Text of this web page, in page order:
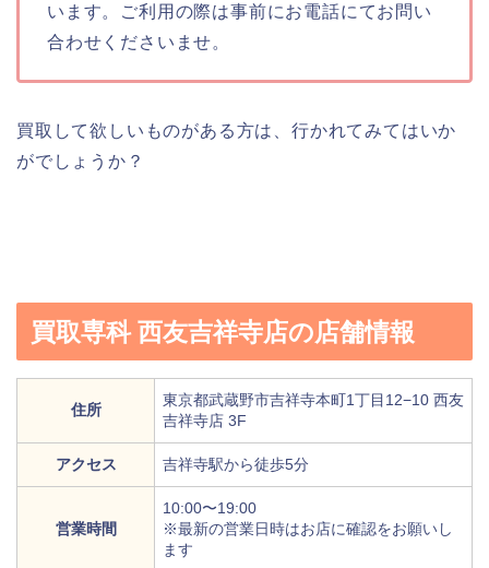
います。ご利用の際は事前にお電話にてお問い
合わせくださいませ。
買取して欲しいものがある方は、行かれてみてはいか
がでしょうか？
買取専科 西友吉祥寺店の店舗情報
住所
東京都武蔵野市吉祥寺本町1丁目12−10 西友
吉祥寺店 3F
アクセス 吉祥寺駅から徒歩5分
営業時間
10:00〜19:00
※最新の営業日時はお店に確認をお願いし
ます